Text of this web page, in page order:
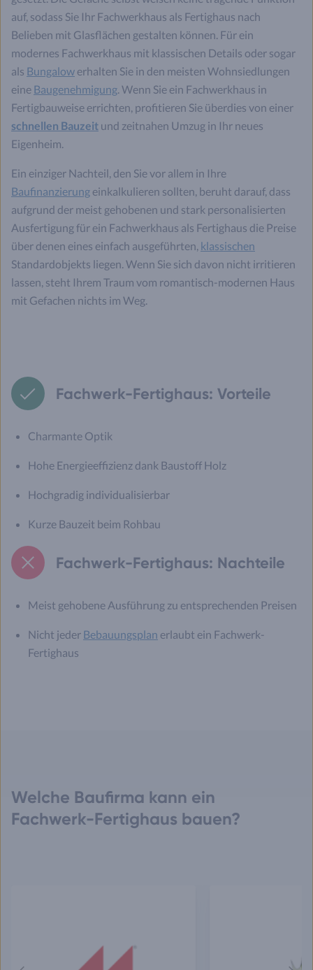
auf, sodass Sie Ihr Fachwerkhaus als Fertighaus nach
Belieben mit Glasflächen gestalten können. Für ein
modernes Fachwerkhaus mit klassischen Details oder sogar
als Bungalow erhalten Sie in den meisten Wohnsiedlungen
eine Baugenehmigung. Wenn Sie ein Fachwerkhaus in
Fertigbauweise errichten, profitieren Sie überdies von einer
schnellen Bauzeit und zeitnahen Umzug in Ihr neues
Eigenheim.
Ein einziger Nachteil, den Sie vor allem in Ihre
Baufinanzierung einkalkulieren sollten, beruht darauf, dass
aufgrund der meist gehobenen und stark personalisierten
Ausfertigung für ein Fachwerkhaus als Fertighaus die Preise
über denen eines einfach ausgeführten, klassischen
Standardobjekts liegen. Wenn Sie sich davon nicht irritieren
lassen, steht Ihrem Traum vom romantisch-modernen Haus
mit Gefachen nichts im Weg.
Fachwerk-Fertighaus: Vorteile
Charmante Optik
Hohe Energieeffizienz dank Baustoff Holz
Hochgradig individualisierbar
Kurze Bauzeit beim Rohbau
Fachwerk-Fertighaus: Nachteile
Meist gehobene Ausführung zu entsprechenden Preisen
Nicht jeder Bebauungsplan erlaubt ein Fachwerk-
Fertighaus
Welche Baufirma kann ein
Fachwerk-Fertighaus bauen?